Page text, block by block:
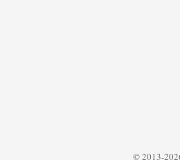
© 2013-